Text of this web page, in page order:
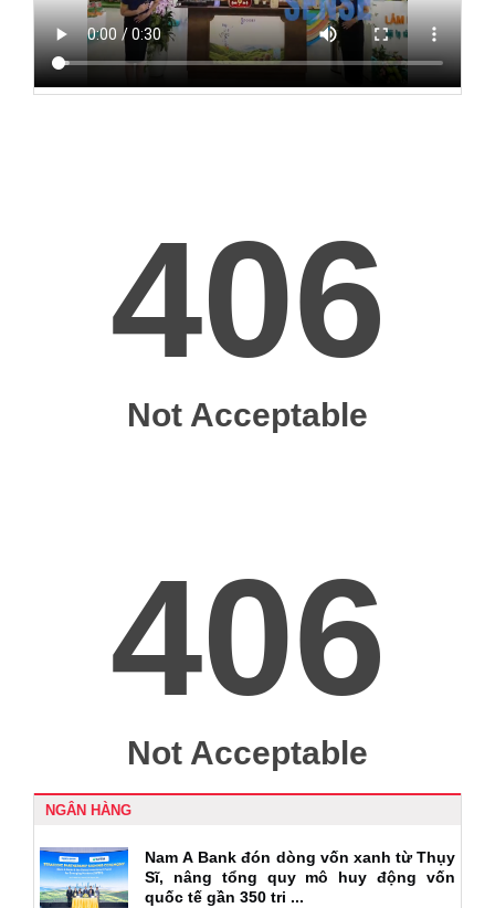
NGÂN HÀNG
Nam A Bank đón dòng vốn xanh từ Thụy
Sĩ, nâng tổng quy mô huy động vốn
quốc tế gần 350 tri ...